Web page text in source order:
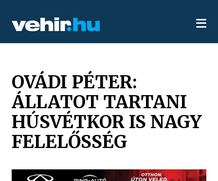
OVÁDI PÉTER:
ÁLLATOT TARTANI
HÚSVÉTKOR IS NAGY
FELELŐSSÉG